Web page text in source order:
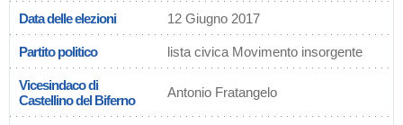
Data delle elezioni 12 Giugno 2017
Partito politico lista civica Movimento insorgente
Vicesindaco di
Castellino del Biferno
Antonio Fratangelo